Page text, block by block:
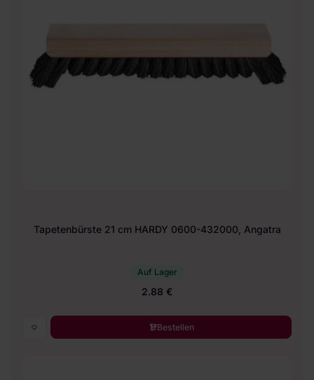
Tapetenbürste 21 cm HARDY 0600-432000, Angatra
Auf Lager
2.88 €
Bestellen